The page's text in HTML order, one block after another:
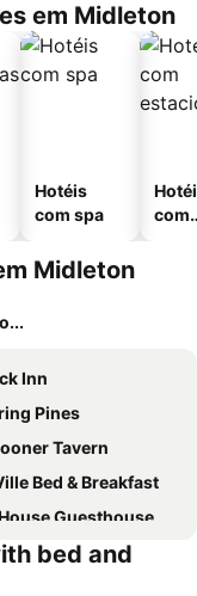
em Midleton
Hotéis
com spa
com
Midleton
Inn
Pines
Tavern
Bed & Breakfast
Guesthouse
bed and